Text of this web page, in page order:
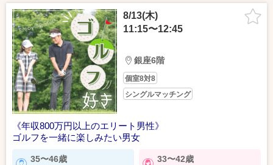
8/13(木)
11:15〜12:45
銀座6階
個室8対8
シングルマッチング
《年収800万円以上のエリート男性》
ゴルフを一緒に楽しみたい男女
35〜46歳 33〜42歳